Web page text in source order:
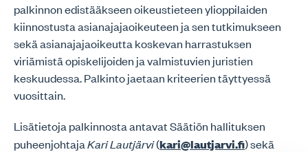
palkinnon edistääkseen oikeustieteen ylioppilaiden
kiinnostusta asianajajaoikeuteen ja sen tutkimukseen
sekä asianajajaoikeutta koskevan harrastuksen
viriämistä opiskelijoiden ja valmistuvien juristien
keskuudessa. Palkinto jaetaan kriteerien täyttyessä
vuosittain.
Lisätietoja palkinnosta antavat Säätiön hallituksen
puheenjohtajaKari Lautjärvi(kari@lautjarvi.fi) sekä